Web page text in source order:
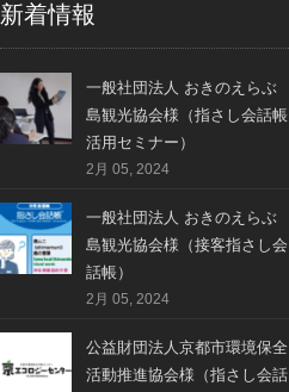
新着情報
一般社団法人 おきのえらぶ
島観光協会様（指さし会話帳
活用セミナー）
2月 05, 2024
一般社団法人 おきのえらぶ
島観光協会様（接客指さし会
話帳）
2月 05, 2024
公益財団法人京都市環境保全
活動推進協会様（指さし会話